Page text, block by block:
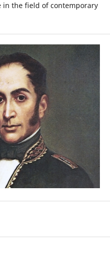
the field of contemporary